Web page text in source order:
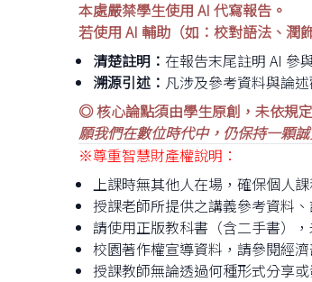
本處嚴禁學生使用 AI 代寫報告。
若使用 AI 輔助（如：校對語法、潤
清楚註明： 在報告末尾註明 AI 參
溯源引述： 凡涉及參考資料與論
◎ 核心論點須由學生原創，未依規
願我們在數位時代中，仍保持一顆
※尊重智慧財產權說明：
上課時無其他人在場，確保個人
授課老師所提供之講義參考資料
請使用正版教科書（含二手書）
校園著作權宣導資料，請參閱經
授課教師無論透過何種形式分享